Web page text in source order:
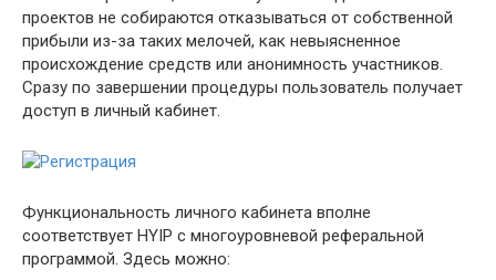
проектов не собираются отказываться от собственной
прибыли из-за таких мелочей, как невыясненное
происхождение средств или анонимность участников.
Сразу по завершении процедуры пользователь получает
доступ в личный кабинет.
Функциональность личного кабинета вполне
соответствует HYIP с многоуровневой реферальной
программой. Здесь можно: